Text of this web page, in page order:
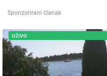
DOGAĐANJA I ZANIMLJIVOSTI
SVJETSKA
Sponzorirani članak
UŽIVO